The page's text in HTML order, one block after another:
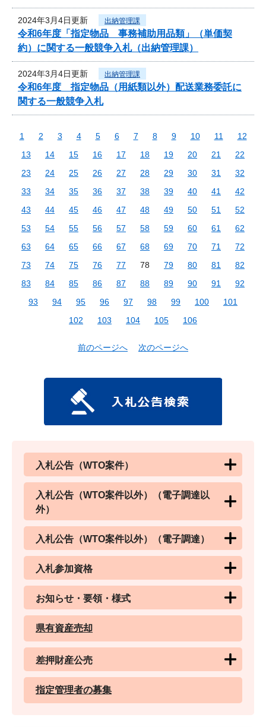
2024年3月4日更新 出納管理課
令和6年度「指定物品 事務補助用品類」（単価契
約）に関する一般競争入札（出納管理課）
2024年3月4日更新 出納管理課
令和6年度 指定物品（用紙類以外）配送業務委託に
関する一般競争入札
1 2 3 4 5 6 7 8 9 10 11
12
13
14 15 16 17 18 19 20 21
22
23
24 25 26 27 28 29 30 31
32
33
34 35 36 37 38 39 40 41
42
43
44 45 46 47 48 49 50 51
52
53
54 55 56 57 58 59 60 61
62
63
64 65 66 67 68 69 70 71
72
73
74 75 76 77 78 79 80 81
82
83
84 85 86 87 88 89 90 91
92
93
94 95 96 97 98 99 100
101
102
103 104 105 106
前のページへ 次のページへ
入札公告（WTO案件）
入札公告（WTO案件以外）（電子調達以
外）
入札公告（WTO案件以外）（電子調達）
入札参加資格
お知らせ・要領・様式
県有資産売却
差押財産公売
指定管理者の募集